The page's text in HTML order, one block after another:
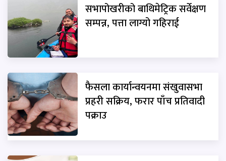
सभापोखरीको बाथिमेट्रिक सर्वेक्षण
सम्पन्न, पत्ता लाग्यो गहिराई
फैसला कार्यान्वयनमा संखुवासभा
प्रहरी सक्रिय, फरार पाँच प्रतिवादी
पक्राउ